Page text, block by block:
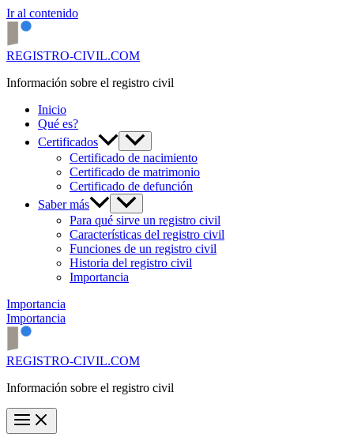
Ir al contenido
REGISTRO-CIVIL.COM
Información sobre el registro civil
Inicio
Qué es?
Certificados
Certificado de nacimiento
Certificado de matrimonio
Certificado de defunción
Saber más
Para qué sirve un registro civil
Características del registro civil
Funciones de un registro civil
Historia del registro civil
Importancia
Importancia
Importancia
REGISTRO-CIVIL.COM
Información sobre el registro civil